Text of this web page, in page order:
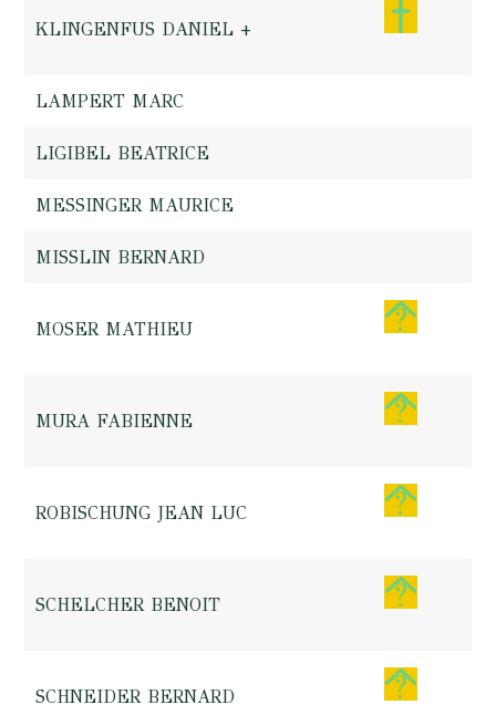
KLINGENFUS DANIEL +
LAMPERT MARC
LIGIBEL BEATRICE
MESSINGER MAURICE
MISSLIN BERNARD
MOSER MATHIEU
MURA FABIENNE
ROBISCHUNG JEAN LUC
SCHELCHER BENOIT
SCHNEIDER BERNARD